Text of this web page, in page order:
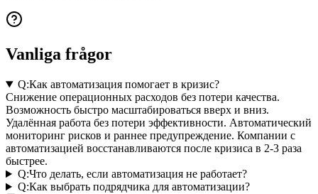
Vanliga frågor
Q:Как автоматизация помогает в кризис?
Снижение операционных расходов без потери качества.
Возможность быстро масштабироваться вверх и вниз.
Удалённая работа без потери эффективности. Автоматический
мониторинг рисков и раннее предупреждение. Компании с
автоматизацией восстанавливаются после кризиса в 2-3 раза
быстрее.
Q:Что делать, если автоматизация не работает?
Q:Как выбрать подрядчика для автоматизации?